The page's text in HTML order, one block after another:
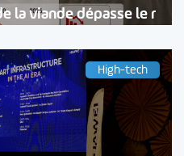
la viande dépasse le r
High-tech